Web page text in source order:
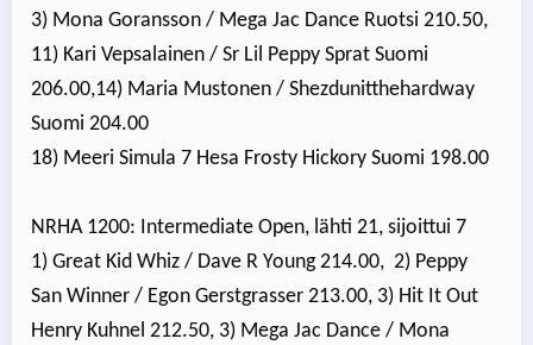
3) Mona Goransson / Mega Jac Dance Ruotsi 210.50,
11) Kari Vepsalainen / Sr Lil Peppy Sprat Suomi
206.00,14) Maria Mustonen / Shezdunitthehardway
Suomi 204.00
18) Meeri Simula 7 Hesa Frosty Hickory Suomi 198.00
NRHA 1200: Intermediate Open, lähti 21, sijoittui 7
1) Great Kid Whiz / Dave R Young 214.00, 2) Peppy
San Winner / Egon Gerstgrasser 213.00, 3) Hit It Out
Henry Kuhnel 212.50, 3) Mega Jac Dance / Mona